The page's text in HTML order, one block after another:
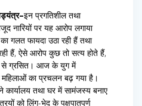
इन प्रगतिशील तथा
नारियों पर यह आरोप लगाया
गलत फायदा उठा रही हैं तथा
हैं, ऐसे आरोप कुछ तो सत्य होते हैं,
से ग्रसित। आज के युग में
महिलाओं का प्रचलन बढ़ गया है।
तथा घर में सामंजस्य बनाए
को लिंग-भेद के पक्षपातपूर्ण